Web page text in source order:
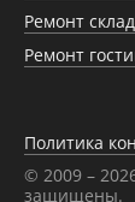
Ремонт
Ремонт
Политика
© 2009 –
защищены.